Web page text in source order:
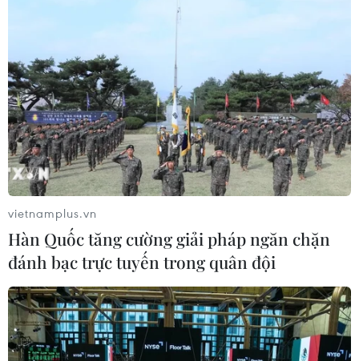
Va chạm giữa xe đầu kéo và môtô tại Đắk Lắk
khiến hai người thương vong
Đồng Nai: Vướng mặt bằng, tuyến đường hơn
900 tỷ đồng tiềm ẩn nguy cơ tai nạn
Tây Ninh kiến nghị sớm đầu tư hầm chui, giải
quyết ùn tắc ở ngã tư Long Kim
TIN LIÊN QUAN
vietnamplus.vn
Hàn Quốc tăng cường giải pháp ngăn chặn
đánh bạc trực tuyến trong quân đội